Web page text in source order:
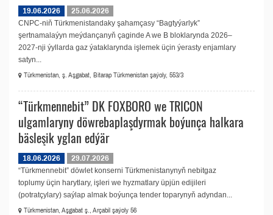
19.06.2026
25.06.2026
CNPC-niň Türkmenistandaky şahamçasy “Bagtyýarlyk”
şertnamalaýyn meýdançanyň çaginde A we B bloklarynda 2026–
2027-nji ýyllarda gaz ýataklarynda işlemek üçin ýerasty enjamlary
satyn...
Türkmenistan, ş. Aşgabat, Bitarap Türkmenistan şaýoly, 553/3
“Türkmennebit” DK FOXBORO we TRICON
ulgamlaryny döwrebaplaşdyrmak boýunça halkara
bäsleşik yglan edýär
18.06.2026
29.07.2026
“Türkmennebit” döwlet konserni Türkmenistanynyň nebitgaz
toplumy üçin harytlary, işleri we hyzmatlary üpjün edijileri
(potratçylary) saýlap almak boýunça tender toparynyň adyndan...
Türkmenistan, Aşgabat ş., Arçabil şaýoly 56